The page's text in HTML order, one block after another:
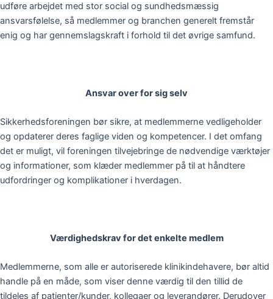
udføre arbejdet med stor social og sundhedsmæssig
ansvarsfølelse, så medlemmer og branchen generelt fremstår
enig og har gennemslagskraft i forhold til det øvrige samfund.
Ansvar over for sig selv
Sikkerhedsforeningen bør sikre, at medlemmerne vedligeholder
og opdaterer deres faglige viden og kompetencer. I det omfang
det er muligt, vil foreningen tilvejebringe de nødvendige værktøjer
og informationer, som klæder medlemmer på til at håndtere
udfordringer og komplikationer i hverdagen.
Værdighedskrav for det enkelte medlem
Medlemmerne, som alle er autoriserede klinikindehavere, bør altid
handle på en måde, som viser denne værdig til den tillid de
tildeles af patienter/kunder, kollegaer og leverandører. Derudover